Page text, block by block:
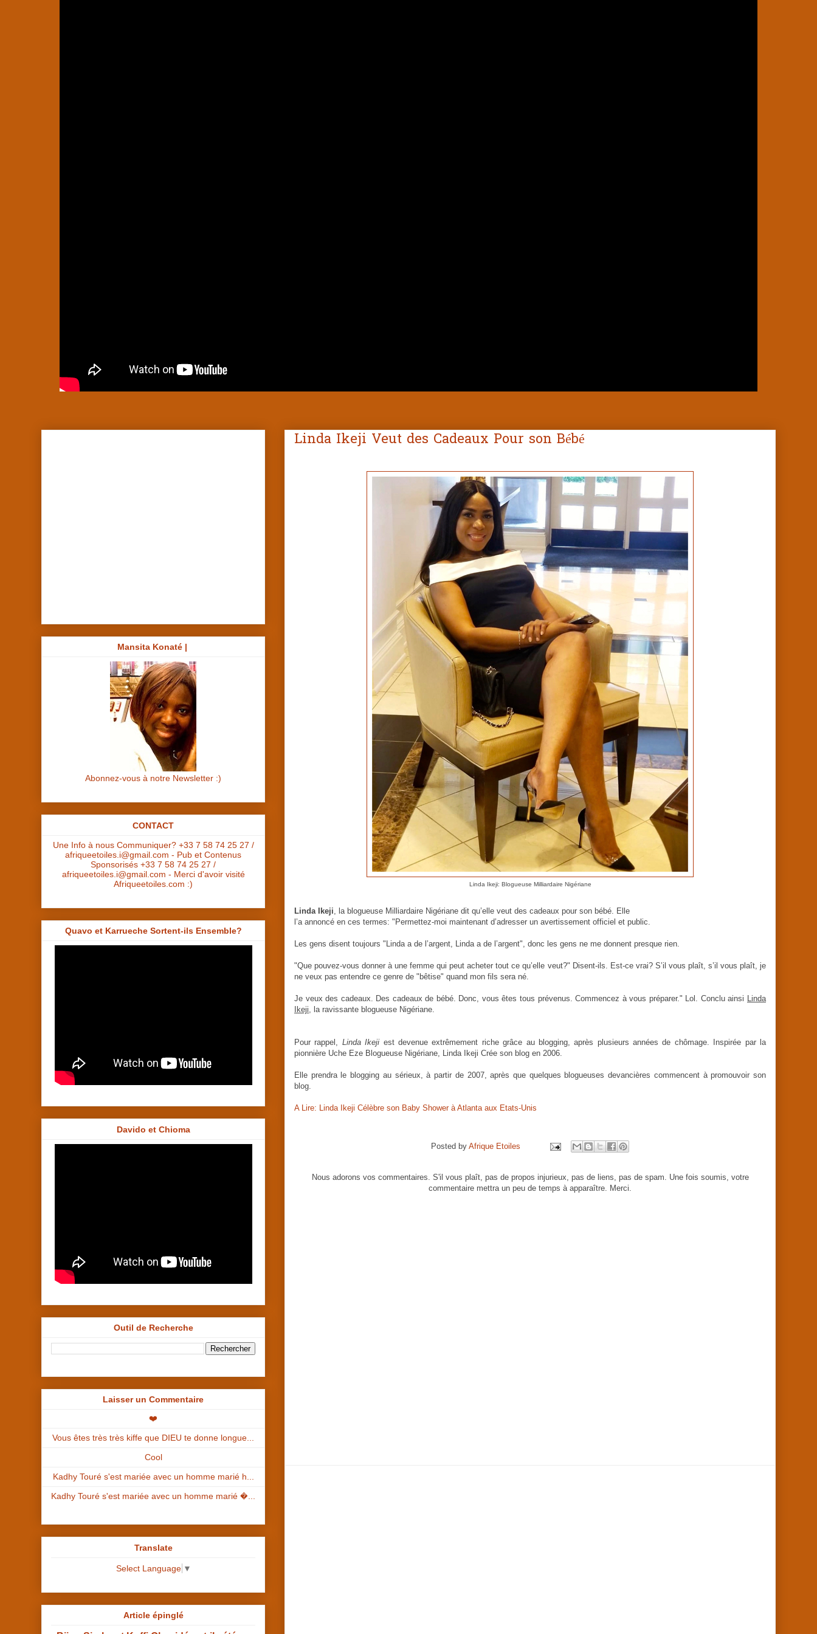
Linda Ikeji Veut des Cadeaux Pour son Bébé
Linda Ikeji: Blogueuse Milliardaire Nigériane
Linda Ikeji, la blogueuse Milliardaire Nigériane dit qu’elle veut des cadeaux pour son bébé. Elle
l’a annoncé en ces termes: "Permettez-moi maintenant d’adresser un avertissement officiel et public.
Les gens disent toujours "Linda a de l’argent, Linda a de l’argent", donc les gens ne me donnent presque rien.
"Que pouvez-vous donner à une femme qui peut acheter tout ce qu’elle veut?" Disent-ils. Est-ce vrai? S’il vous plaît, s’il vous plaît, je
ne veux pas entendre ce genre de "bêtise" quand mon fils sera né.
Je veux des cadeaux. Des cadeaux de bébé. Donc, vous êtes tous prévenus. Commencez à vous préparer." Lol. Conclu ainsi Linda
Ikeji, la ravissante blogueuse Nigériane.
Pour rappel, Linda Ikeji est devenue extrêmement riche grâce au blogging, après plusieurs années de chômage. Inspirée par la
pionnière Uche Eze Blogueuse Nigériane, Linda Ikeji Crée son blog en 2006.
Elle prendra le blogging au sérieux, à partir de 2007, après que quelques blogueuses devancières commencent à promouvoir son
blog.
A Lire: Linda Ikeji Célèbre son Baby Shower à Atlanta aux Etats-Unis
Posted by Afrique Etoiles
Nous adorons vos commentaires. S'il vous plaît, pas de propos injurieux, pas de liens, pas de spam. Une fois soumis, votre
commentaire mettra un peu de temps à apparaître. Merci.
Mansita Konaté |
Abonnez-vous à notre Newsletter :)
CONTACT
Une Info à nous Communiquer? +33 7 58 74 25 27 /
afriqueetoiles.i@gmail.com - Pub et Contenus
Sponsorisés +33 7 58 74 25 27 /
afriqueetoiles.i@gmail.com - Merci d'avoir visité
Afriqueetoiles.com :)
Quavo et Karrueche Sortent-ils Ensemble?
Davido et Chioma
Outil de Recherche
Laisser un Commentaire
❤️
Vous êtes très très kiffe que DIEU te donne longue...
Cool
Kadhy Touré s'est mariée avec un homme marié h...
Kadhy Touré s'est mariée avec un homme marié �...
Translate
Select Language ▼
Article épinglé